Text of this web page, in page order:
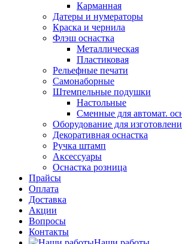
Карманная
Датеры и нумераторы
Краска и чернила
Флэш оснастка
Металлическая
Пластиковая
Рельефные печати
Самонаборные
Штемпельные подушки
Настольные
Сменные для автомат.
Оборудование для
Декоративная оснастка
Ручка штамп
Аксессуары
Оснастка розница
Прайсы
Оплата
Доставка
Акции
Вопросы
Контакты